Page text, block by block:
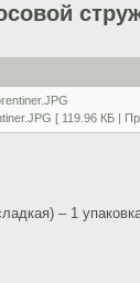
[ 119.96 КБ |
– 1